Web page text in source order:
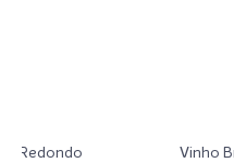
Vinho Branco Da Pipa